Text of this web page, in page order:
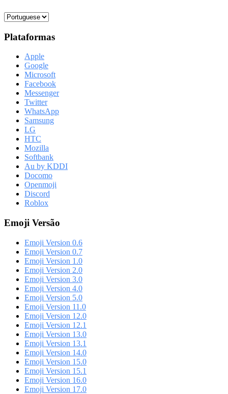
Plataformas
Apple
Google
Microsoft
Facebook
Messenger
Twitter
WhatsApp
Samsung
LG
HTC
Mozilla
Softbank
Au by KDDI
Docomo
Openmoji
Discord
Roblox
Emoji Versão
Emoji Version 0.6
Emoji Version 0.7
Emoji Version 1.0
Emoji Version 2.0
Emoji Version 3.0
Emoji Version 4.0
Emoji Version 5.0
Emoji Version 11.0
Emoji Version 12.0
Emoji Version 12.1
Emoji Version 13.0
Emoji Version 13.1
Emoji Version 14.0
Emoji Version 15.0
Emoji Version 15.1
Emoji Version 16.0
Emoji Version 17.0